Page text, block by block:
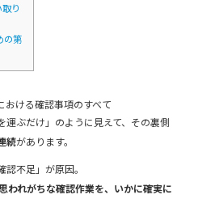
り
の第
おける確認事項のすべて
ぶだけ」のように見えて、その裏側
続があります。
不足」が原因。
われがちな確認作業を、いかに確実に